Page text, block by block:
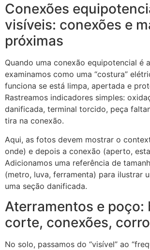
Conexões
visíveis: conexões e
próximas
Quando uma conexão equipotencial é
examinamos como uma “costura”
funciona se está limpa, apertada e
Rastreamos indicadores simples:
danificada, terminal torcido, peça
tira na conexão.
Aqui, as fotos devem mostrar o
onde) e depois a conexão (aperto,
Adicionamos uma referência de
(metro, luva, ferramenta) para ilustrar
uma seção danificada.
Aterramentos e poço:
corte, conexões,
No solo, passamos do “visível” ao